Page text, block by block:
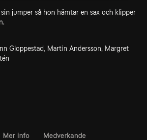
jumper så hon hämtar en sax och klipper
Gloppestad, Martin Andersson, Margret
Mer info Medverkande